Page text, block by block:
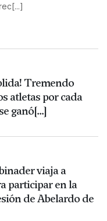
Tremendo
atletas por cada
ganó[...]
viaja a
participar en la
de Abelardo de